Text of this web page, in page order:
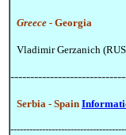
Greece - Georgia
Vladimir Gerzanich
Serbia - Spain